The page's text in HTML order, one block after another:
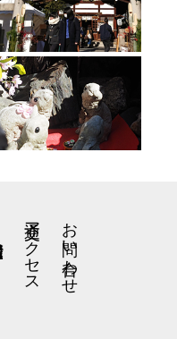
お問い合わせ
交通アクセス